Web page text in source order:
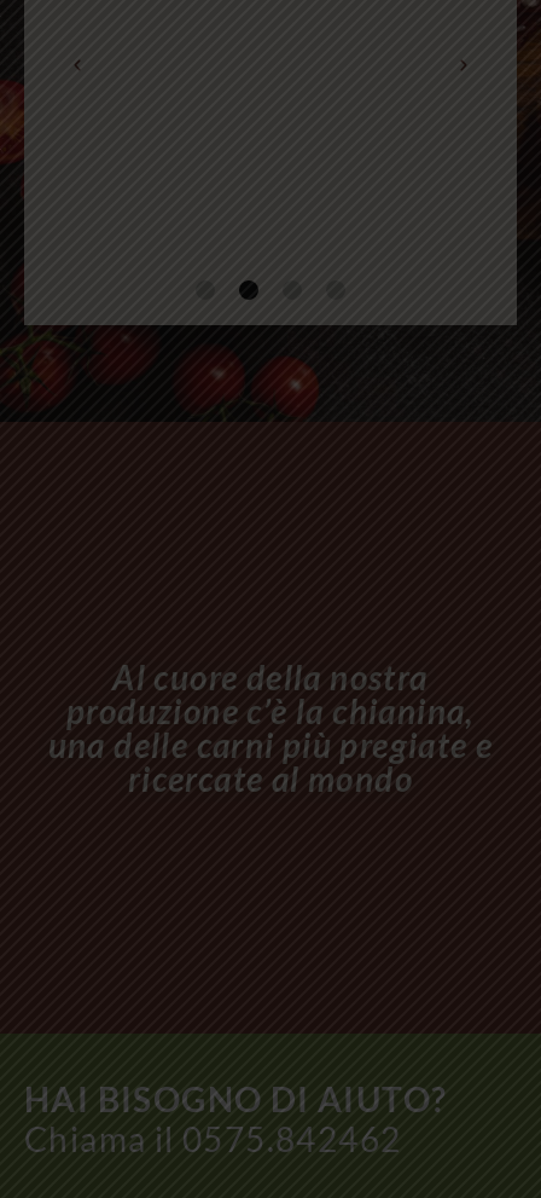
RECENSIONE GOOGLE
Al cuore della nostra
produzione c’è la chianina,
una delle carni più pregiate e
ricercate al mondo
HAI BISOGNO DI AIUTO?
Chiama il 0575.842462